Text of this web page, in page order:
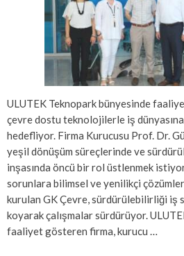
ULUTEK Teknopark bünyesinde
çevre dostu teknolojilerle iş
hedefliyor. Firma Kurucusu Prof. Dr.
yeşil dönüşüm süreçlerinde ve
inşasında öncü bir rol üstlenmek
sorunlara bilimsel ve yenilikçi
kurulan GK Çevre, sürdürülebilirliği iş
koyarak çalışmalar sürdürüyor.
faaliyet gösteren firma, kurucu …